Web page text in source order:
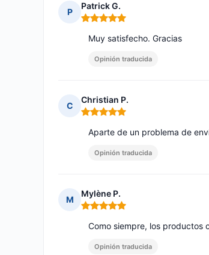
P
Patrick G.
Nota: 5 de 5
Muy satisfecho. Gracias
Opinión traducida
C
Christian P.
Nota: 5 de 5
Aparte de un problema de
Opinión traducida
M
Mylène P.
Nota: 5 de 5
Como siempre, los productos
Opinión traducida